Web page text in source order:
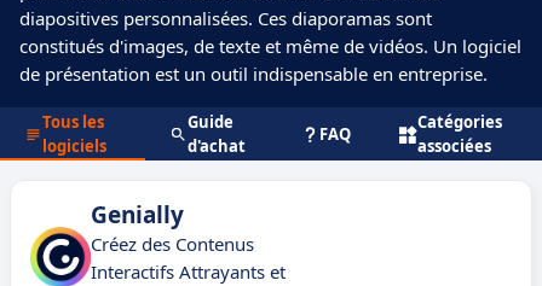
diapositives personnalisées. Ces diaporamas sont
constitués d'images, de texte et même de vidéos. Un logiciel
de présentation est un outil indispensable en entreprise.
Tous les
logiciels
Guide
d'achat
FAQ
Catégories
associées
Genially
Créez des Contenus
Interactifs Attrayants et